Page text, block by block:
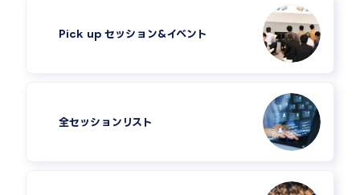
Pick up セッション&イベント
全セッションリスト